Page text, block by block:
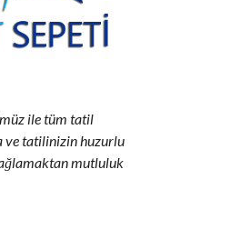
ile tüm tatil
ve tatilinizin huzurlu
mutluluk